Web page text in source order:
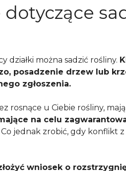
działki można sadzić rośliny.
posadzenie drzew lub
zgłoszenia.
rosnące u Ciebie rośliny,
na celu
Co jednak zrobić, gdy konflikt z
wniosek o